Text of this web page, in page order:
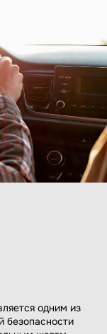
одним из
безопасности